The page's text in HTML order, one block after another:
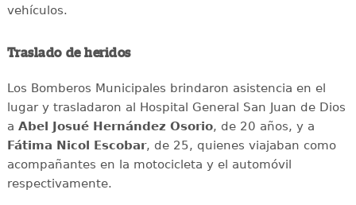
vehículos.
Traslado de heridos
Los Bomberos Municipales brindaron asistencia en el
lugar y trasladaron al Hospital General San Juan de Dios
a Abel Josué Hernández Osorio, de 20 años, y a
Fátima Nicol Escobar, de 25, quienes viajaban como
acompañantes en la motocicleta y el automóvil
respectivamente.